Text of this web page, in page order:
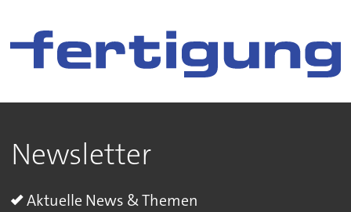
Newsletter
Aktuelle News & Themen